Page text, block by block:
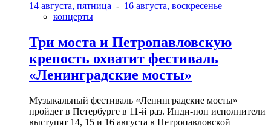
14 августа, пятница - 16 августа, воскресенье
концерты
Три моста и Петропавловскую
крепость охватит фестиваль
«Ленинградские мосты»
Музыкальный фестиваль «Ленинградские мосты»
пройдет в Петербурге в 11-й раз. Инди-поп исполнители
выступят 14, 15 и 16 августа в Петропавловской